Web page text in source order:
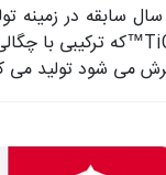
شرکت فرود ایتالیا با بیش
می شود تولید می